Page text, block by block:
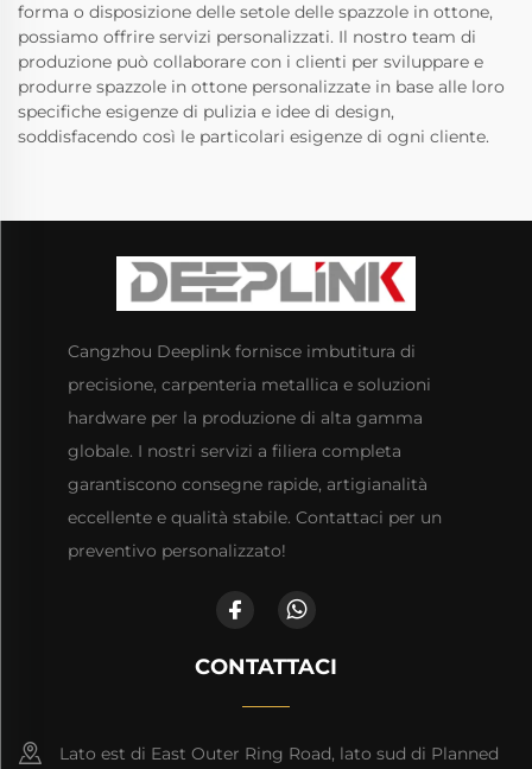
forma o disposizione delle setole delle spazzole in ottone,
possiamo offrire servizi personalizzati. Il nostro team di
produzione può collaborare con i clienti per sviluppare e
produrre spazzole in ottone personalizzate in base alle loro
specifiche esigenze di pulizia e idee di design,
soddisfacendo così le particolari esigenze di ogni cliente.
Cangzhou Deeplink fornisce imbutitura di
precisione, carpenteria metallica e soluzioni
hardware per la produzione di alta gamma
globale. I nostri servizi a filiera completa
garantiscono consegne rapide, artigianalità
eccellente e qualità stabile. Contattaci per un
preventivo personalizzato!
CONTATTACI
Lato est di East Outer Ring Road, lato sud di Planned